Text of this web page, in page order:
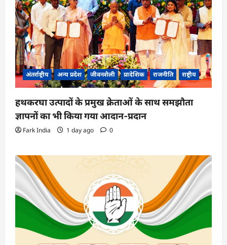
अंतर्राष्ट्रीय अन्य प्रदेश जीवनशैली प्रादेशिक राजनीति राष्ट्रीय
हथकरघा उत्पादों के प्रमुख क्रेताओं के साथ समझौता
ज्ञापनों का भी किया गया आदान-प्रदान
Fark India 1 day ago 0